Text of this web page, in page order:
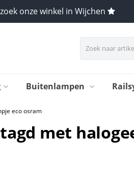
onze winkel in Wijchen
Buitenlampen
eco osram
met